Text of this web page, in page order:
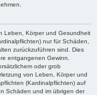
Leben, Körper und Gesundheit
nur für Schäden,
zurückzuführen sind. Dies
entgangenen Gewinn.
oder grob
von Leben, Körper und
(Kardinalpflichten) auf
Schäden und im übrigen der